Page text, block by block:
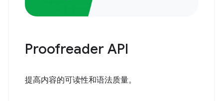
Proofreader API
提高内容的可读性和语法质量。